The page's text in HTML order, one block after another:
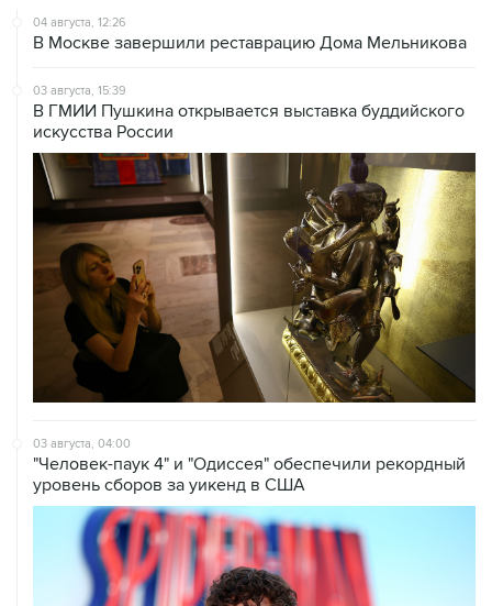
04 августа, 12:26
В Москве завершили реставрацию Дома Мельникова
03 августа, 15:39
В ГМИИ Пушкина открывается выставка буддийского
искусства России
03 августа, 04:00
"Человек-паук 4" и "Одиссея" обеспечили рекордный
уровень сборов за уикенд в США